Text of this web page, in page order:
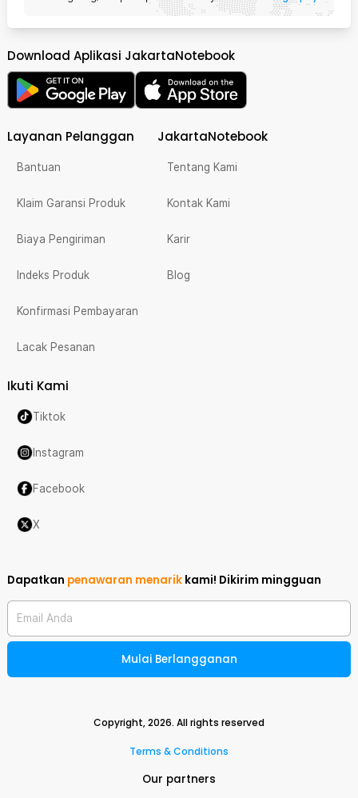
Download Aplikasi JakartaNotebook
Layanan Pelanggan
Bantuan
Klaim Garansi Produk
Biaya Pengiriman
Indeks Produk
Konfirmasi Pembayaran
Lacak Pesanan
JakartaNotebook
Tentang Kami
Kontak Kami
Karir
Blog
Ikuti Kami
Tiktok
Instagram
Facebook
X
Dapatkan penawaran menarik kami! Dikirim mingguan
Email Anda
Mulai Berlangganan
Copyright,2026. All rights reserved
Terms & Conditions
Our partners